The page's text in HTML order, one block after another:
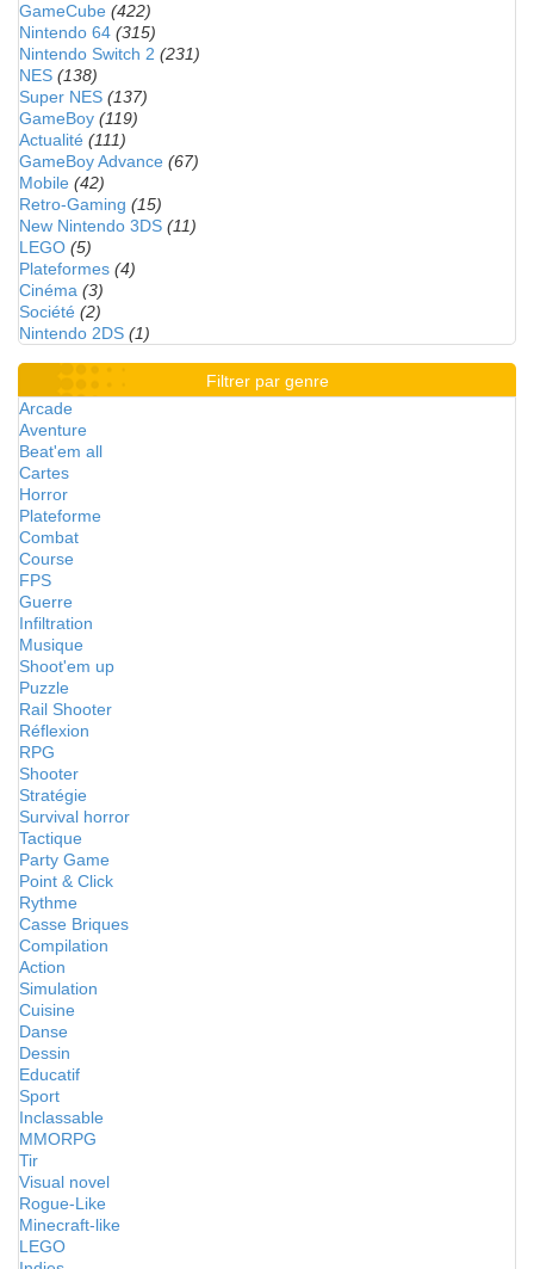
GameCube (422)
Nintendo 64 (315)
Nintendo Switch 2 (231)
NES (138)
Super NES (137)
GameBoy (119)
Actualité (111)
GameBoy Advance (67)
Mobile (42)
Retro-Gaming (15)
New Nintendo 3DS (11)
LEGO (5)
Plateformes (4)
Cinéma (3)
Société (2)
Nintendo 2DS (1)
Filtrer par genre
Arcade
Aventure
Beat'em all
Cartes
Horror
Plateforme
Combat
Course
FPS
Guerre
Infiltration
Musique
Shoot'em up
Puzzle
Rail Shooter
Réflexion
RPG
Shooter
Stratégie
Survival horror
Tactique
Party Game
Point & Click
Rythme
Casse Briques
Compilation
Action
Simulation
Cuisine
Danse
Dessin
Educatif
Sport
Inclassable
MMORPG
Tir
Visual novel
Rogue-Like
Minecraft-like
LEGO